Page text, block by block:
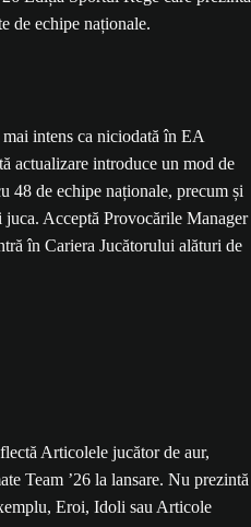
intens ca niciodată în EA
actualizare introduce un mod de
48 de echipe naționale, precum și
juca. Acceptă Provocările Manager
în Cariera Jucătorului alături de
Articolele jucător de aur,
Team ’26 la lansare. Nu prezintă
Eroi, Idoli sau Articole